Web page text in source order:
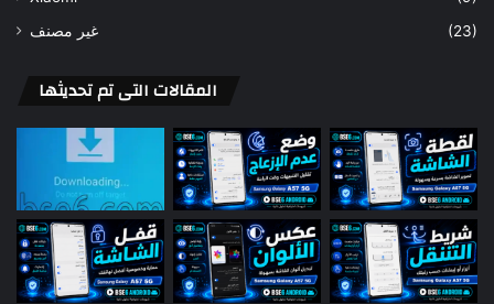
غير مصنف
(23)
المقالات التى تم تحديثها